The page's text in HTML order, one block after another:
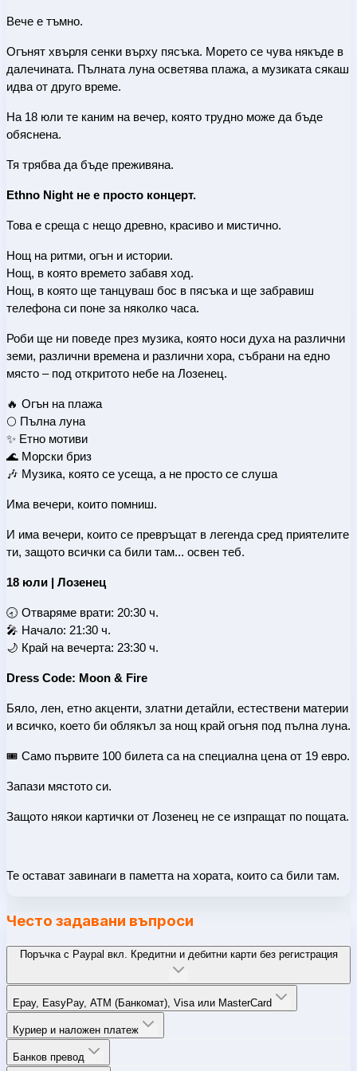
Вече е тъмно.
Огънят хвърля сенки върху пясъка. Морето се чува някъде в
далечината. Пълната луна осветява плажа, а музиката сякаш
идва от друго време.
На 18 юли те каним на вечер, която трудно може да бъде
обяснена.
Тя трябва да бъде преживяна.
Ethno Night не е просто концерт.
Това е среща с нещо древно, красиво и мистично.
Нощ на ритми, огън и истории.
Нощ, в която времето забавя ход.
Нощ, в която ще танцуваш бос в пясъка и ще забравиш
телефона си поне за няколко часа.
Роби ще ни поведе през музика, която носи духа на различни
земи, различни времена и различни хора, събрани на едно
място – под откритото небе на Лозенец.
🔥 Огън на плажа
🌕 Пълна луна
✨ Етно мотиви
🌊 Морски бриз
🎶 Музика, която се усеща, а не просто се слуша
Има вечери, които помниш.
И има вечери, които се превръщат в легенда сред приятелите
ти, защото всички са били там... освен теб.
18 юли | Лозенец
🕣 Отваряме врати: 20:30 ч.
🎤 Начало: 21:30 ч.
🌙 Край на вечерта: 23:30 ч.
Dress Code: Moon & Fire
Бяло, лен, етно акценти, златни детайли, естествени материи
и всичко, което би облякъл за нощ край огъня под пълна луна.
🎟️ Само първите 100 билета са на специална цена от 19 евро.
Запази мястото си.
Защото някои картички от Лозенец не се изпращат по пощата.
Те остават завинаги в паметта на хората, които са били там.
Често задавани въпроси
Поръчка с Paypal вкл. Кредитни и дебитни карти без регистрация
Epay, EasyPay, ATM (Банкомат), Visa или MasterCard
Куриер и наложен платеж
Банков превод